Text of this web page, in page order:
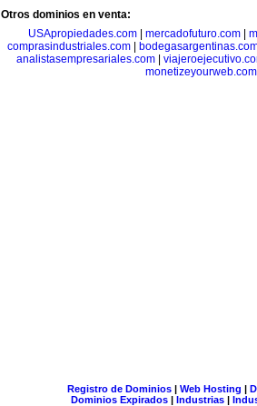
Otros dominios en venta:
USApropiedades.com| mercadofuturo.com|
comprasindustriales.com
analistasempresariales.com
monetizeyourweb.com
Registro de Dominios| Web Hosting |
Dominios Expirados | Industrias |